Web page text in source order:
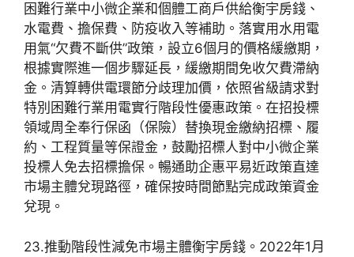
困難行業中小微企業和個體工商戶供給衡宇房錢、
水電費、擔保費、防疫收入等補助。落實用水用電
用氣“欠費不斷供”政策，設立6個月的價格緩繳期，
根據實際進一個步驟延長，緩繳期間免收欠費滯納
金。清算轉供電環節分歧理加價，依照省級請求對
特別困難行業用電實行階段性優惠政策。在招投標
領域周全奉行保函（保險）替換現金繳納招標、履
約、工程質量等保證金，鼓勵招標人對中小微企業
投標人免去招標擔保。暢通助企惠平易近政策直達
市場主體兌現路徑，確保按時間節點完成政策資金
兌現。
23.推動階段性減免市場主體衡宇房錢。2022年1月